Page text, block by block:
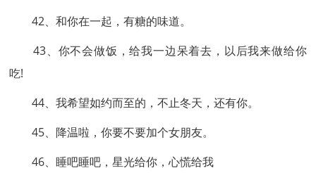
42、和你在一起，有糖的味道。
43、你不会做饭，给我一边呆着去，以后我来做给你
吃!
44、我希望如约而至的，不止冬天，还有你。
45、降温啦，你要不要加个女朋友。
46、睡吧睡吧，星光给你，心慌给我